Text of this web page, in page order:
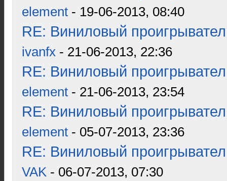
element - 19-06-2013, 08:40
RE: Виниловый
ivanfx - 21-06-2013, 22:36
RE: Виниловый
element - 21-06-2013, 23:54
RE: Виниловый
element - 05-07-2013, 23:36
RE: Виниловый
VAK - 06-07-2013, 07:30